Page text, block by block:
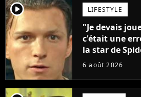
player2 LIFESTYLE
"Je devais
c'était une
la star de
pas ce
6 août 2026